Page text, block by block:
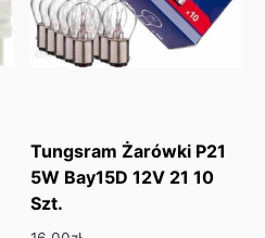
Tungsram Żarówki P21
5W Bay15D 12V 21 10
Szt.